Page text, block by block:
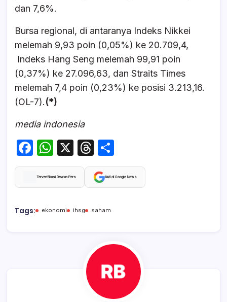
dan 7,6%.
Bursa regional, di antaranya Indeks Nikkei
melemah 9,93 poin (0,05%) ke 20.709,4,
Indeks Hang Seng melemah 99,91 poin
(0,37%) ke 27.096,63, dan Straits Times
melemah 7,4 poin (0,23%) ke posisi 3.213,16.
(OL-7).(*)
media indonesia
F
a
c
b
W
h
at
A
X
T
hr
e
d
h
ar
Terverifikasi Dewan Pers Ikuti di Google News
Tags: ekonomi ihsg saham